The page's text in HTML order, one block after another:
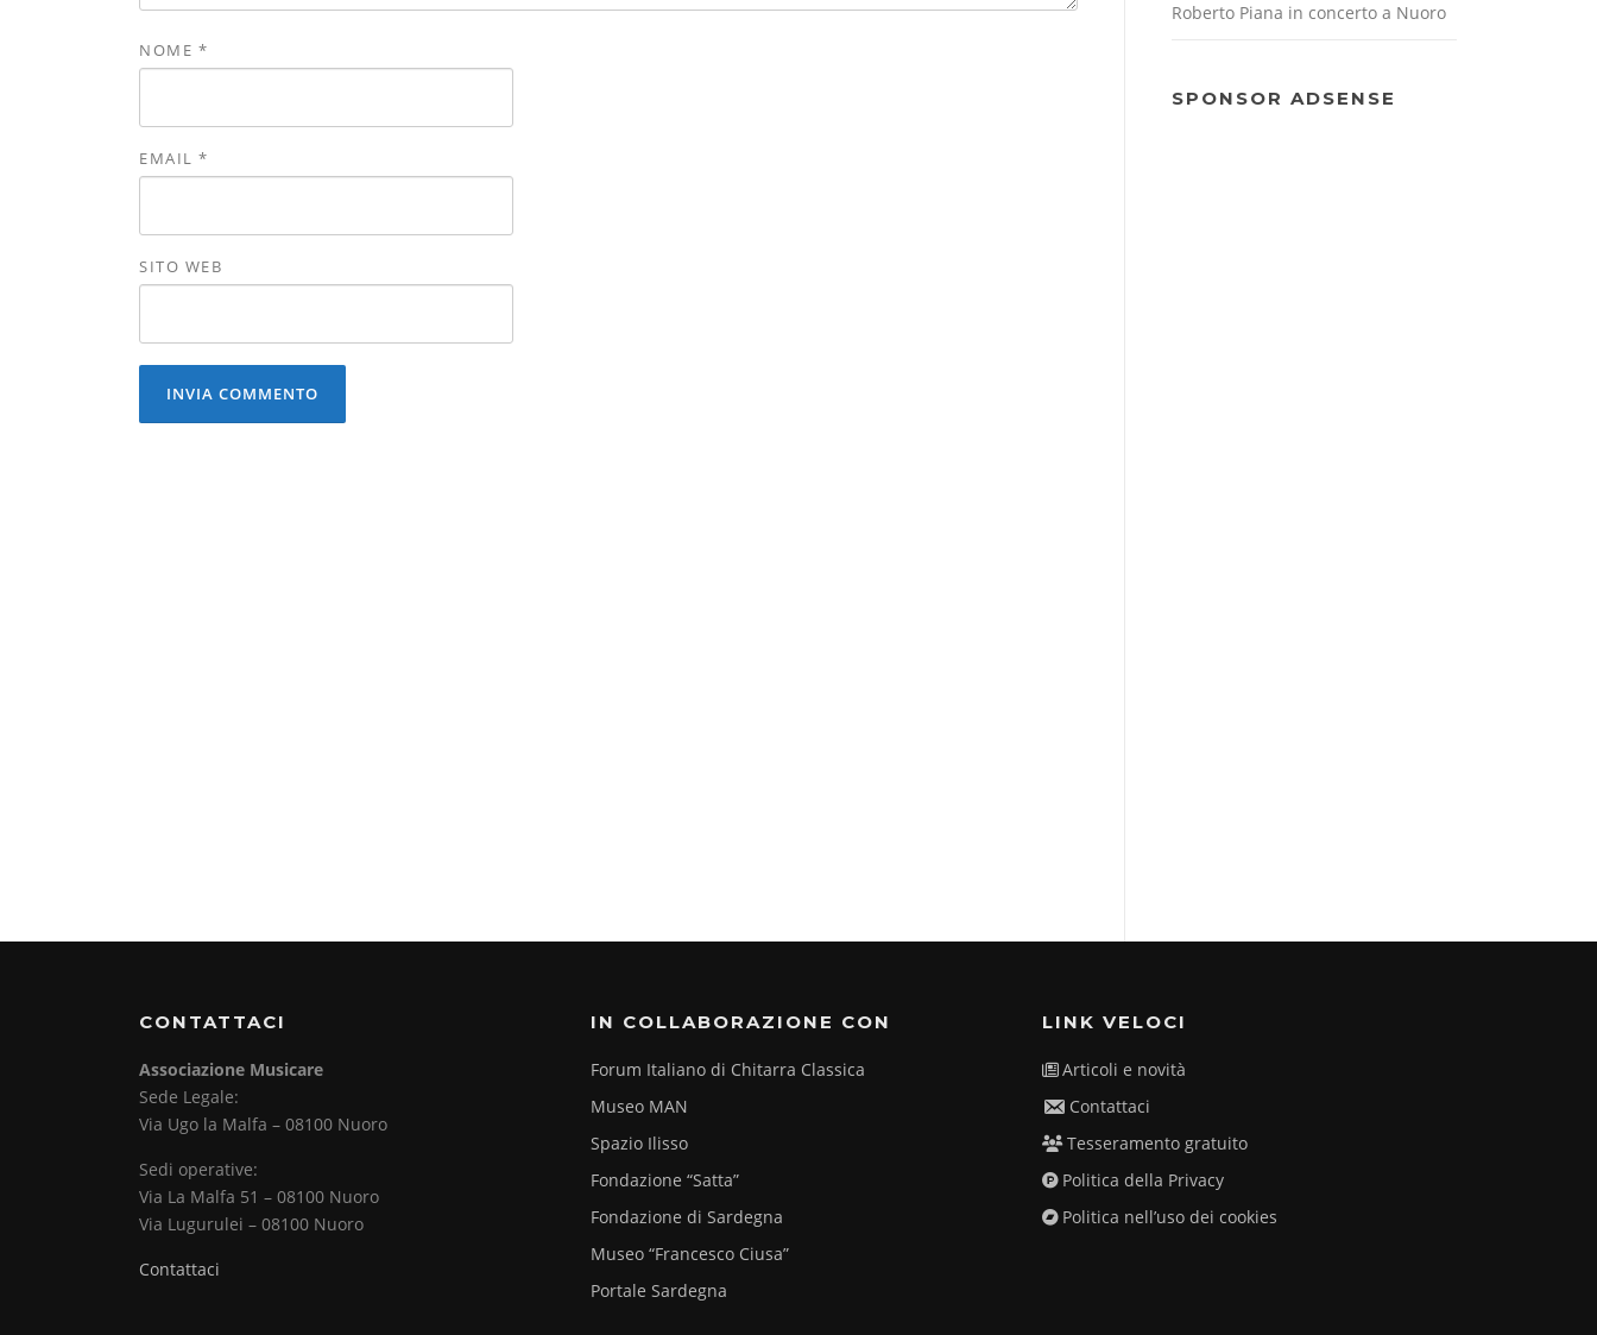
NOME *
EMAIL *
SITO WEB
Roberto Piana in concerto a Nuoro
SPONSOR ADSENSE
CONTATTACI
Associazione Musicare
Sede Legale:
Via Ugo la Malfa – 08100 Nuoro
Sedi operative:
Via La Malfa 51 – 08100 Nuoro
Via Lugurulei – 08100 Nuoro
Contattaci
IN COLLABORAZIONE CON
Forum Italiano di Chitarra Classica
Museo MAN
Spazio Ilisso
Fondazione “Satta”
Fondazione di Sardegna
Museo “Francesco Ciusa”
Portale Sardegna
LINK VELOCI
Articoli e novità
Contattaci
Tesseramento gratuito
Politica della Privacy
Politica nell’uso dei cookies